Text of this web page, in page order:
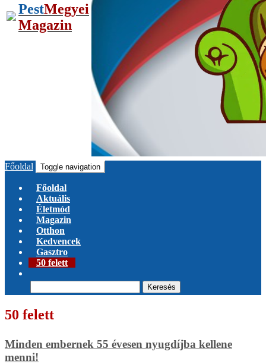
PestMegyei
Magazin
Főoldal Toggle navigation
Főoldal
Aktuális
Életmód
Magazin
Otthon
Kedvencek
Gasztro
50 felett
Keresés
50 felett
Minden embernek 55 évesen nyugdíjba kellene
menni!